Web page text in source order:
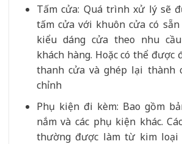
Tấm cửa: Quá trình xử lý sẽ
tấm cửa với khuôn cửa có
kiểu dáng cửa theo nhu
khách hàng. Hoặc có thể được
thanh cửa và ghép lại thành
chỉnh
Phụ kiện đi kèm: Bao gồm
nắm và các phụ kiện khác.
thường được làm từ kim loại